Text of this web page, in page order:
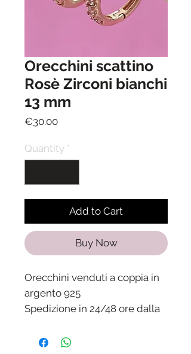
Orecchini scattino
Rosè Zirconi bianchi
13 mm
€30.00Price
Quantity *
Add to Cart
Buy Now
Orecchini venduti a coppia in
argento 925
Spedizione in 24/48 ore dalla